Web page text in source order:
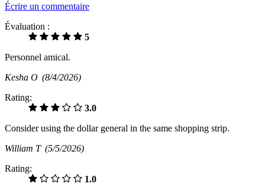
Écrire un commentaire
Évaluation :
5
Personnel amical.
Kesha O (8/4/2026)
Rating:
3.0
Consider using the dollar general in the same shopping strip.
William T (5/5/2026)
Rating:
1.0